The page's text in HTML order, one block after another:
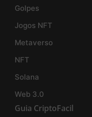
Golpes
Jogos NFT
Metaverso
NFT
Solana
Web 3.0
Guia CriptoFacil